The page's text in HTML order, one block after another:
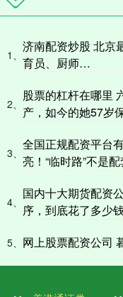
1、
济南配资炒股 北京
育员、厨师…
2、
股票的杠杆在哪里
产，如今的她57岁
3、
全国正规配资平台
亮！“临时路”不是
4、
国内十大期货配资
序，到底花了多少
5、 网上股票配资公司